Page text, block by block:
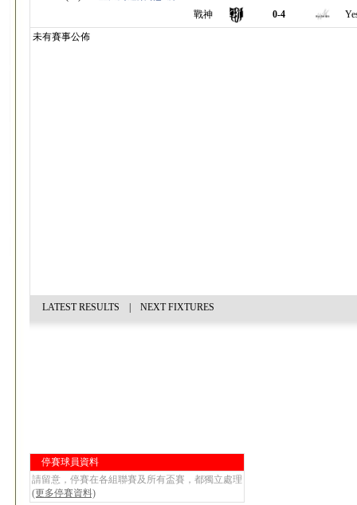
戰神
0-4
未有賽事公佈
LATEST RESULTS NEXT FIXTURES
停賽球員資料
請留意，停賽在各組聯賽及所有盃賽，都獨立處理
(更多停賽資料)